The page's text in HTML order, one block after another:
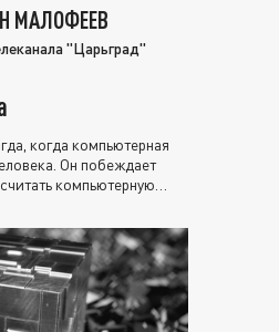
МАЛОФЕЕВ
"Царьград"
когда компьютерная
Он побеждает
компьютерную